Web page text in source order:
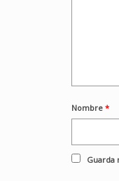
Nombre *
Guarda